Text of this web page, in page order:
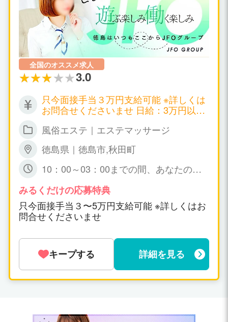
全国のオススメ求人
3.0
只今面接手当３万円支給可能 ※詳しくは
お問合せくださいませ 日給：3万円以上
風俗エステ｜エステマッサージ
徳島県｜徳島市,秋田町
10：00～03：00までの間、あなたの可
すょ☆ 特に、規定はありません。
みるくだけの応募特典
只今面接手当３〜5万円支給可能 ※詳しくはお
問合せくださいませ
キープする 詳細を見る